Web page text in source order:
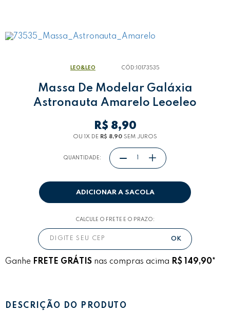
LEO&LEO CÓD: 10173535
Massa De Modelar Galáxia
Astronauta Amarelo Leoeleo
R$ 8,90
OU 1X DE R$ 8,90 SEM JUROS
QUANTIDADE:
ADICIONAR A SACOLA
CALCULE O FRETE E O PRAZO:
Ganhe FRETE GRÁTIS nas compras acima R$ 149,90*
DESCRIÇÃO DO PRODUTO